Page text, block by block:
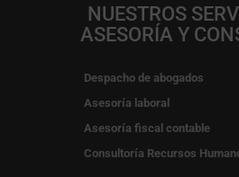
NUESTROS
ASESORÍA Y
Despacho de abogados
Asesoría laboral
Asesoría fiscal contable
Consultoría Recursos